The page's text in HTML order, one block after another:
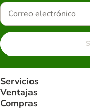
Servicios
Ventajas
Compras